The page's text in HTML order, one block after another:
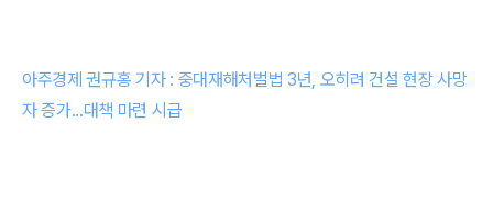
아주경제 권규홍 기자 : 중대재해처벌법 3년, 오히려 건설 현장 사망
자 증가...대책 마련 시급